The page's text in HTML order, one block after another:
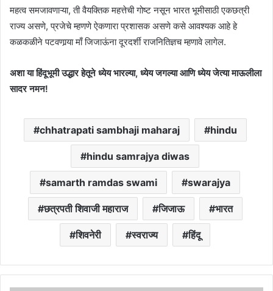
महत्व समजावणाऱ्या, ती वैयक्तिक महत्तेची गोष्ट नसून भारत भूमीसाठी एकछत्री
राज्य असणे, प्रजेचे म्हणणे ऐकणारा प्रशासक असणे कसे आवश्यक आहे हे
कळकळीने पटवणार्‍या माँ जिजाऊंना दूरदर्शी राजनितिज्ञच म्हणावे लागेल.
अशा या हिंदूभूमी उद्धार हेतूने ध्येय भारल्या, ध्येय जगल्या आणि ध्येय जेत्या माऊलीला
सादर नमन!
chhatrapati sambhaji maharaj hindu
hindu samrajya diwas
samarth ramdas swami swarajya
छत्रपती शिवाजी महाराज जिजाऊ भारत
शिवनेरी स्वराज्य हिंदू